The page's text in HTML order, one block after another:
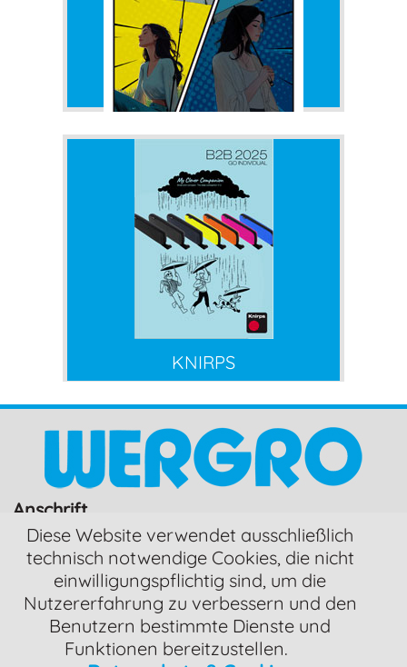
DOPPLER
KNIRPS
Anschrift
Wergro Werbemittelagentur e.K.
Inh. Heinz Kneermann
Selbhornstr. 15
81825 München
Kontaktmöglichkeiten
Telefon: +49/(0)89 - 666-58-290
Diese Website verwendet ausschließlich
technisch notwendige Cookies, die nicht
einwilligungspflichtig sind, um die
Nutzererfahrung zu verbessern und den
Benutzern bestimmte Dienste und
Funktionen bereitzustellen.